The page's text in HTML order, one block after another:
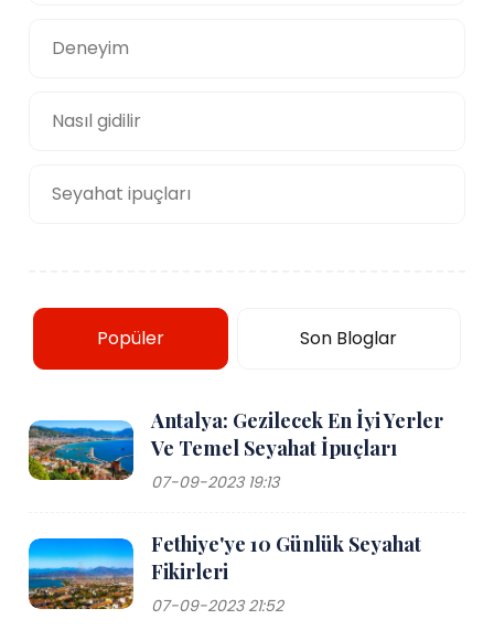
Deneyim
Nasıl gidilir
Seyahat ipuçları
Popüler Son Bloglar
Antalya: Gezilecek En İyi Yerler
Ve Temel Seyahat İpuçları
07-09-2023 19:13
Fethiye'ye 10 Günlük Seyahat
Fikirleri
07-09-2023 21:52